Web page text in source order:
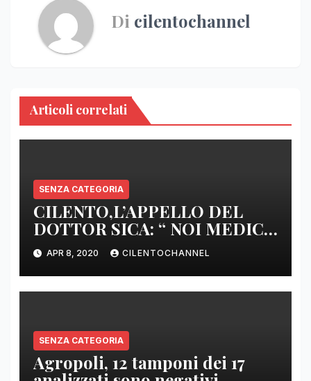
Di cilentochannel
Articoli correlati
SENZA CATEGORIA
CILENTO,L’APPELLO DEL
DOTTOR SICA: “ NOI MEDICI
DI BASE SIAMO SENZA ARMI
E SENZA PRESIDI”
APR 8, 2020 CILENTOCHANNEL
SENZA CATEGORIA
Agropoli, 12 tamponi dei 17